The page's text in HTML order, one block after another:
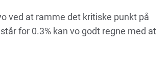
ved at ramme det kritiske punkt på
for 0.3% kan vo godt regne med at